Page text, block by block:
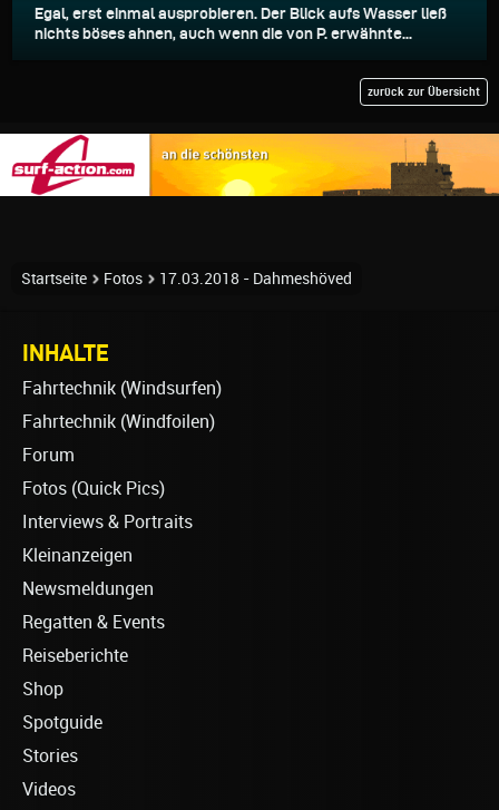
Egal, erst einmal ausprobieren. Der Blick aufs Wasser ließ
nichts böses ahnen, auch wenn die von P. erwähnte...
zurück zur Übersicht
Startseite Fotos 17.03.2018 - Dahmeshöved
INHALTE
Fahrtechnik (Windsurfen)
Fahrtechnik (Windfoilen)
Forum
Fotos (Quick Pics)
Interviews & Portraits
Kleinanzeigen
Newsmeldungen
Regatten & Events
Reiseberichte
Shop
Spotguide
Stories
Videos